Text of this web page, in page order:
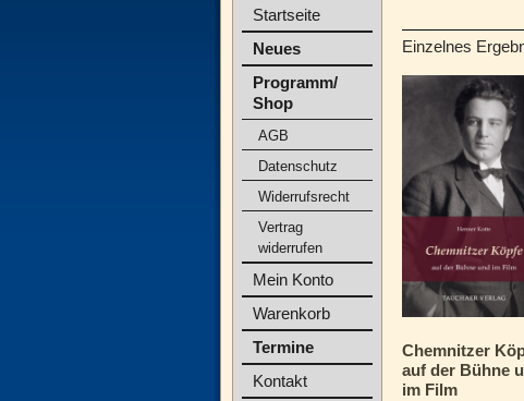
Einzelnes
Chemnitzer
auf der Bühne
im Film
Startseite
Neues
Programm/
Shop
AGB
Datenschutz
Widerrufsrecht
Vertrag
widerrufen
Mein Konto
Warenkorb
Termine
Kontakt